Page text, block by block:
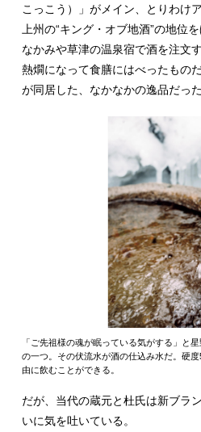
こっこう）」がメイン、とりわけ
上州の“キング・オブ地酒”の地位
なかみや草津の温泉宿で酒を注文
熱燗になって食膳にはべったもの
が同居した、なかなかの逸品だった
「ご先祖様の魂が眠っている気がする」と
の一つ。その伏流水が酒の仕込み水だ。硬
由に飲むことができる。
だが、当代の蔵元と杜氏は新ブラ
いに気を吐いている。